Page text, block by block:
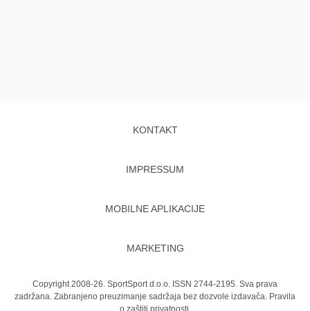
KONTAKT
IMPRESSUM
MOBILNE APLIKACIJE
MARKETING
Copyright 2008-26. SportSport d.o.o. ISSN 2744-2195. Sva prava
zadržana. Zabranjeno preuzimanje sadržaja bez dozvole izdavača. Pravila
o zaštiti privatnosti.